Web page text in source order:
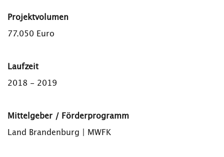
Projektvolumen
77.050 Euro
Laufzeit
2018 - 2019
Mittelgeber / Förderprogramm
Land Brandenburg | MWFK